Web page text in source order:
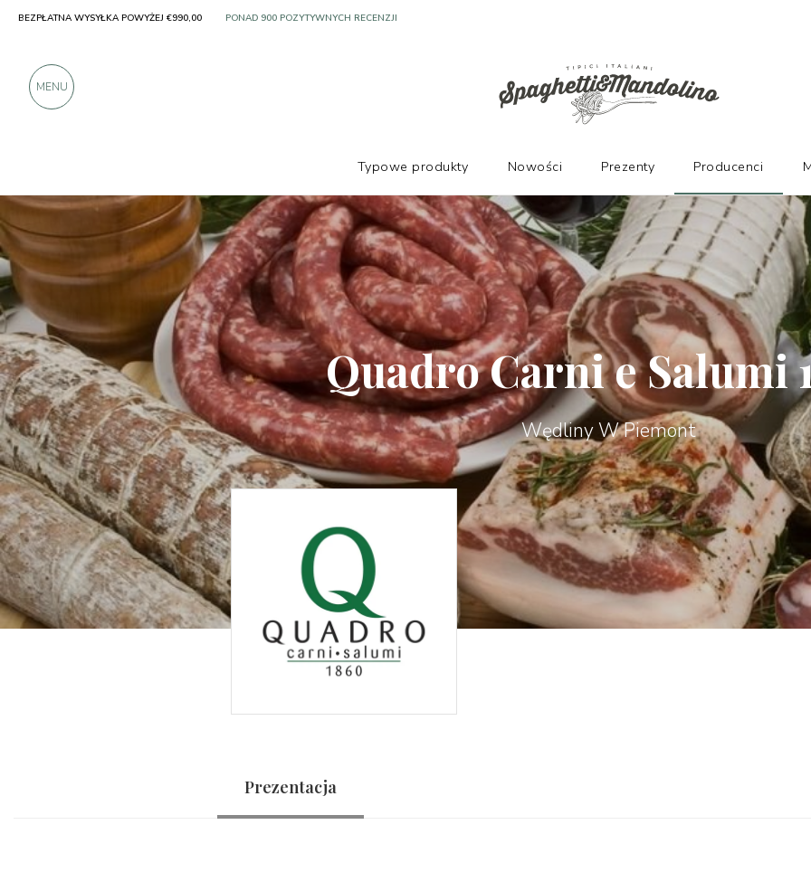
Quadro Carni e Salumi
Wędliny W Piemont
Prezentacja
Producenci Quadro Carni e Salumi 1860
BEZPŁATNA WYSYŁKA POWYŻEJ €990,00 SOLO PRODUKTY OD DOSKONAŁYCH PRODUCENTÓW
MENU
Typowe produkty Nowości Prezenty Producenci